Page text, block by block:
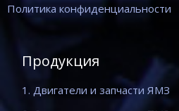
Политика конфиденциальности
Продукция
1. Двигатели и запчасти ЯМЗ